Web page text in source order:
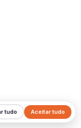
Aceitar tudo
tudo